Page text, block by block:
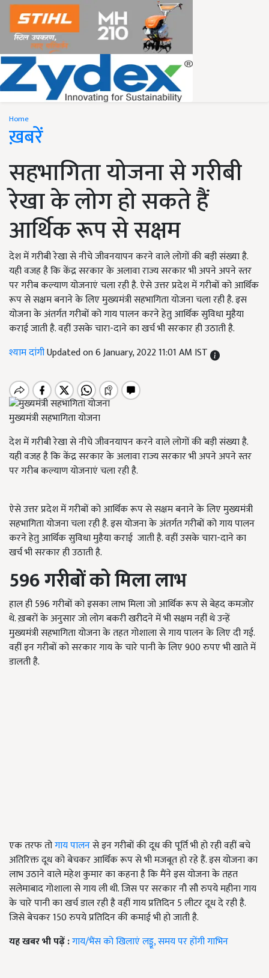
Home
ख़बरें
सहभागिता योजना से गरीबी
रेखा के लोग हो सकते हैं
आर्थिक रूप से सक्षम
देश में गरीबी रेखा से नीचे जीवनयापन करने वाले लोगों की बड़ी संख्या है.
यही वजह है कि केंद्र सरकार के अलावा राज्य सरकार भी अपने अपने स्तर
पर गरीब कल्याण योजनाएं चला रही है. ऐसे उत्तर प्रदेश में गरीबों को आर्थिक
रूप से सक्षम बनाने के लिए मुख्यमंत्री सहभागिता योजना चला रही है. इस
योजना के अंतर्गत गरीबों को गाय पालन करने हेतु आर्थिक सुविधा मुहैया
कराई जाती है. वहीं उसके चारा-दाने का खर्च भी सरकार ही उठाती है.
श्याम दांगीUpdated on 6 January, 2022 11:01 AM IST
मुख्यमंत्री सहभागिता योजना
देश में गरीबी रेखा से नीचे जीवनयापन करने वाले लोगों की बड़ी संख्या है.
यही वजह है कि केंद्र सरकार के अलावा राज्य सरकार भी अपने अपने स्तर
पर गरीब कल्याण योजनाएं चला रही है.
ऐसे उत्तर प्रदेश में गरीबों को आर्थिक रूप से सक्षम बनाने के लिए मुख्यमंत्री
सहभागिता योजना चला रही है. इस योजना के अंतर्गत गरीबों को गाय पालन
करने हेतु आर्थिक सुविधा मुहैया कराई जाती है. वहीं उसके चारा-दाने का
खर्च भी सरकार ही उठाती है.
596गरीबोंकोमिलालाभ
हाल ही 596 गरीबों को इसका लाभ मिला जो आर्थिक रूप से बेहद कमजोर
थे. ख़बरों के अनुसार जो लोग बकरी खरीदने में भी सक्षम नहीं थे उन्हें
मुख्यमंत्री सहभागिता योजना के तहत गोशाला से गाय पालन के लिए दी गई.
वहीं इन गरीबों को सरकार गाय के चारे पानी के लिए 900 रुपए भी खाते में
डालती है.
एक तरफ तोगाय पालनसे इन गरीबों की दूध की पूर्ति भी हो रही वहीं बचे
अतिरिक्त दूध को बेचकर आर्थिक रूप से भी मजबूत हो रहे हैं. इस योजना का
लाभ उठाने वाले महेश कुमार का कहना है कि मैंने इस योजना के तहत
सलेमाबाद गोशाला से गाय ली थी. जिस पर सरकार नौ सौ रुपये महीना गाय
के चारे पानी का खर्च डाल रही है वहीं गाय प्रतिदिन 5 लीटर दूध दे रही है.
जिसे बेचकर 150 रुपये प्रतिदिन की कमाई भी हो जाती है.
यह खबर भी पढ़ें :गाय/भैंस को खिलाएं लड्डू, समय पर होंगी गाभिन